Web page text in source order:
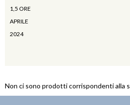
1,5 ORE
APRILE
2024
Non ci sono prodotti corrispondenti alla